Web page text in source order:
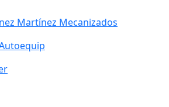
Martínez Mecanizados